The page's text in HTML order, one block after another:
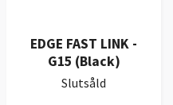
EDGE FAST LINK -
G15 (Black)
Slutsåld